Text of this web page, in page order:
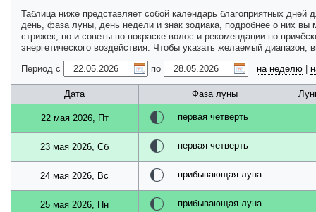
Таблица ниже представляет собой календарь благоприятных
день, фаза луны, день недели и знак зодиака, подробнее о них вы
стрижек, но и советы по покраске волос и рекомендации по
энергетического воздействия. Чтобы указать желаемый
Период с
по на неделю
Дата Фаза луны
22 мая 2026, Пт первая четверть
23 мая 2026, Сб первая четверть
24 мая 2026, Вс прибывающая луна
25 мая 2026, Пн прибывающая луна